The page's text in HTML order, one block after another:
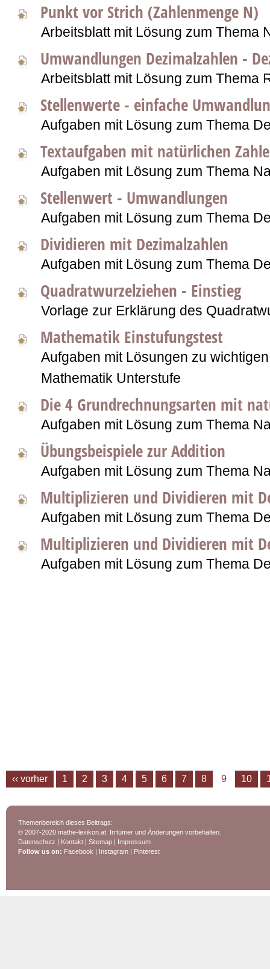
Punkt vor Strich (Zahlenmenge N)
Arbeitsblatt mit Lösung zum Thema
Umwandlungen Dezimalzahlen -
Arbeitsblatt mit Lösung zum Thema
Stellenwerte - einfache
Aufgaben mit Lösung zum Thema
Textaufgaben mit natürlichen
Aufgaben mit Lösung zum Thema
Stellenwert - Umwandlungen
Aufgaben mit Lösung zum Thema
Dividieren mit Dezimalzahlen
Aufgaben mit Lösung zum Thema
Quadratwurzelziehen - Einstieg
Vorlage zur Erklärung des
Mathematik Einstufungstest
Aufgaben mit Lösungen zu
Mathematik Unterstufe
Die 4 Grundrechnungsarten mit
Aufgaben mit Lösung zum Thema
Übungsbeispiele zur Addition
Aufgaben mit Lösung zum Thema
Multiplizieren und Dividieren mit
Aufgaben mit Lösung zum Thema
Multiplizieren und Dividieren mit
Aufgaben mit Lösung zum Thema
‹‹ vorher 1 2 3 4 5 6 7 8 9 10
Themenbereich dieses Beitrags:
© 2007-2020 mathe-lexikon.at. Irrtümer und Änderungen vorbehalten.
Datenschutz | Kontakt | Sitemap | Impressum
Follow us on: Facebook | Instagram | Pinterest